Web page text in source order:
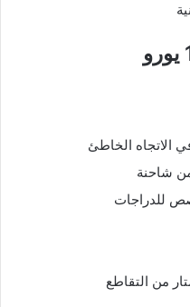
الاتجاه الخاطئ
شاحنة
للدراجات
من التقاطع